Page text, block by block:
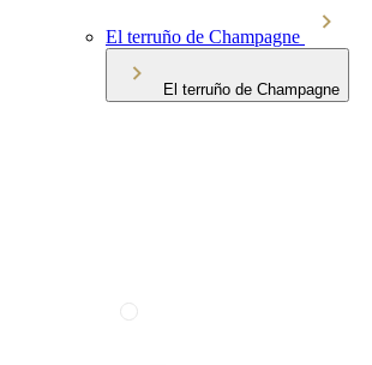
El terruño de Champagne
El terruño de Champagne